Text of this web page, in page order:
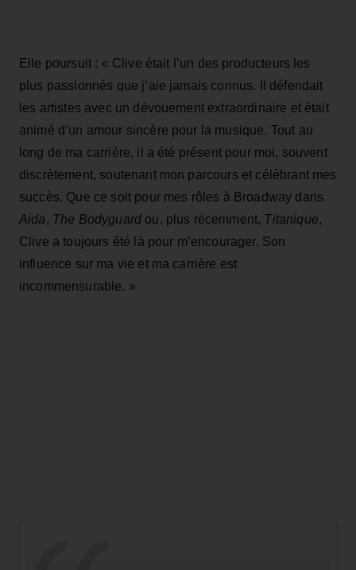
Elle poursuit : « Clive était l’un des producteurs les
plus passionnés que j’aie jamais connus. Il défendait
les artistes avec un dévouement extraordinaire et était
animé d’un amour sincère pour la musique. Tout au
long de ma carrière, il a été présent pour moi, souvent
discrètement, soutenant mon parcours et célébrant mes
succès. Que ce soit pour mes rôles à Broadway dans
Aida, The Bodyguard ou, plus récemment, Titanique,
Clive a toujours été là pour m’encourager. Son
influence sur ma vie et ma carrière est
incommensurable. »